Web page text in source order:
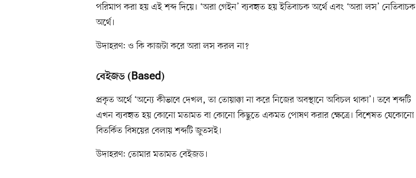
পরিমাপ করা হয় এই শব্দ দিয়ে। ‘অরা গেইন’ ব্যবহৃত হয় ইতিবাচক অর্থে এবং ‘অরা লস’ নেতিবাচক
অর্থে।
উদাহরণ: ও কি কাজটা করে অরা লস করল না?
বেইজড (Based)
প্রকৃত অর্থে ‘অন্যে কীভাবে দেখল, তা তোয়াক্কা না করে নিজের অবস্থানে অবিচল থাকা’। তবে শব্দটি
এখন ব্যবহৃত হয় কোনো মতামত বা কোনো কিছুতে একমত পোষণ করার ক্ষেত্রে। বিশেষত যেকোনো
বিতর্কিত বিষয়ের বেলায় শব্দটি জুতসই।
উদাহরণ: তোমার মতামত বেইজড।